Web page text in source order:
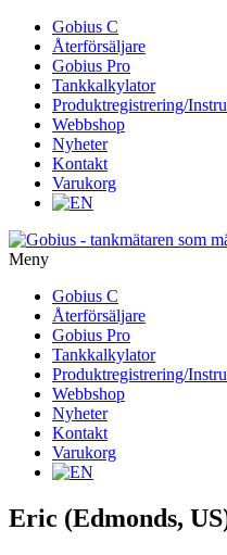
vidare
innehåll
Gobius C
Återförsäljare
Gobius Pro
Tankkalkylator
Produktregistrering/
Webbshop
Nyheter
Kontakt
Varukorg
Meny
vidare
innehåll
Gobius C
Återförsäljare
Gobius Pro
Tankkalkylator
Produktregistrering/
Webbshop
Nyheter
Kontakt
Varukorg
Eric (Edmonds,